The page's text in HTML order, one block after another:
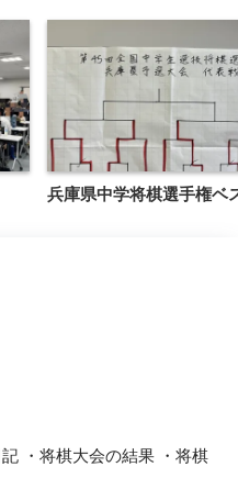
兵庫県中学将棋選手権ベ
・将棋大会の結果 ・将棋